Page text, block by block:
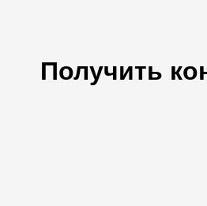
Получить